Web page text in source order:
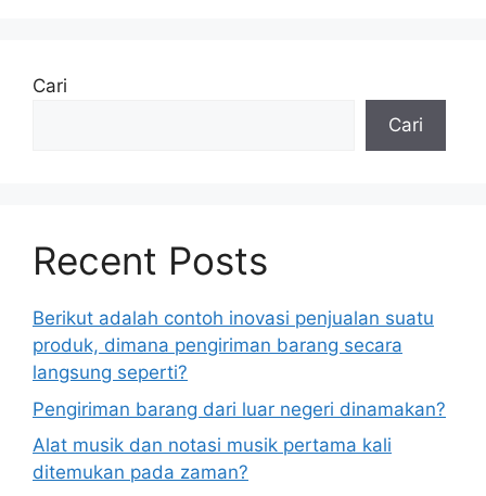
Cari
Cari
Recent Posts
Berikut adalah contoh inovasi penjualan suatu
produk, dimana pengiriman barang secara
langsung seperti?
Pengiriman barang dari luar negeri dinamakan?
Alat musik dan notasi musik pertama kali
ditemukan pada zaman?